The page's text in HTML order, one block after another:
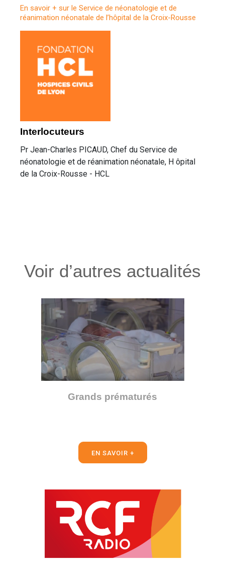
En savoir + sur le Service de néonatologie et de
réanimation néonatale de l’hôpital de la Croix-Rousse
Interlocuteurs
Pr Jean-Charles PICAUD, Chef du Service de
néonatologie et de réanimation néonatale, H ôpital
de la Croix-Rousse - HCL
Voir d’autres actualités
Grands prématurés
EN SAVOIR +